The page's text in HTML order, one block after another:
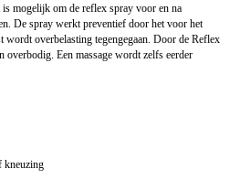
mogelijk om de reflex spray voor en na
De spray werkt preventief door het voor het
wordt overbelasting tegengegaan. Door de Reflex
overbodig. Een massage wordt zelfs eerder
kneuzing